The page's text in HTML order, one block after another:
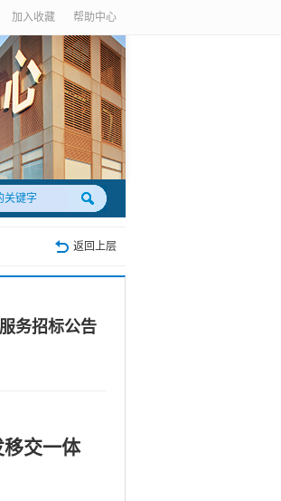
加入收藏 帮助中心
返回上层
务招标公告
交一体